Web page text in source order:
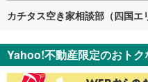
カチタス空き家相談部（四国エ
Yahoo!不動産限定のおトク